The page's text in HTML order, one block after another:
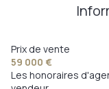
Prix de vente
59 000 €
Les honoraires